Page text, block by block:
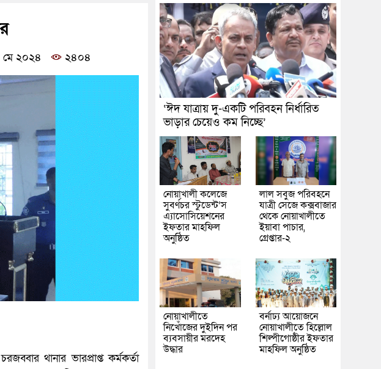
মে ২০২৪ ২৪০৪
থানার ভারপ্রাপ্ত কর্মকর্তা
‘ঈদ যাত্রায় দু-একটি পরিবহন নির্ধারিত
ভাড়ার চেয়েও কম নিচ্ছে’
নোয়াখালী কলেজে
সুবর্ণচর স্টুডেন্ট’স
এ্যাসোসিয়েশনের
ইফতার মাহফিল
অনুষ্ঠিত
লাল সবুজ পরিবহনে
যাত্রী সেজে কক্সবাজার
থেকে নোয়াখালীতে
ইয়াবা পাচার,
গ্রেপ্তার-২
নোয়াখালীতে
নিখোঁজের দুইদিন পর
ব্যবসায়ীর মরদেহ
উদ্ধার
বর্নাঢ্য আয়োজনে
নোয়াখালীতে হিল্লোল
শিল্পীগোষ্ঠীর ইফতার
মাহফিল অনুষ্ঠিত